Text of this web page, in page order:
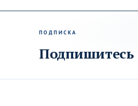
ПОДПИСКА
Подпишитесь